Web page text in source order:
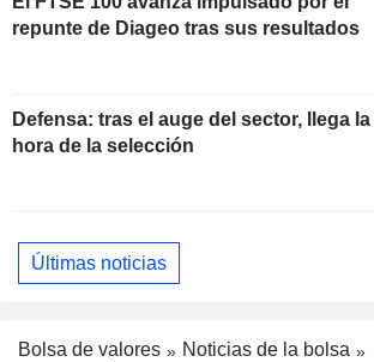
repunte de Diageo tras sus resultados
Defensa: tras el auge del sector, llega la
hora de la selección
Últimas noticias
Bolsa de valores
Noticias de la bolsa